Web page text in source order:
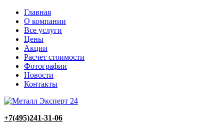
Главная
О компании
Все услуги
Цены
Акции
Расчет стоимости
Фотографии
Новости
Контакты
+7(495)241-31-06